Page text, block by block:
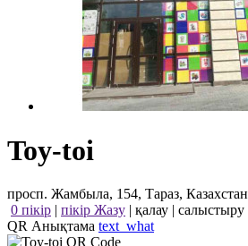
Toy-toi
просп. Жамбыла, 154, Тараз, Казахстан
0 пікір | пікір Жазу | қалау | салыстыру
QR Анықтама text_what